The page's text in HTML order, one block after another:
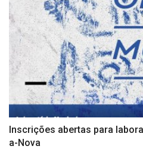
Inscrições abertas para
a-Nova